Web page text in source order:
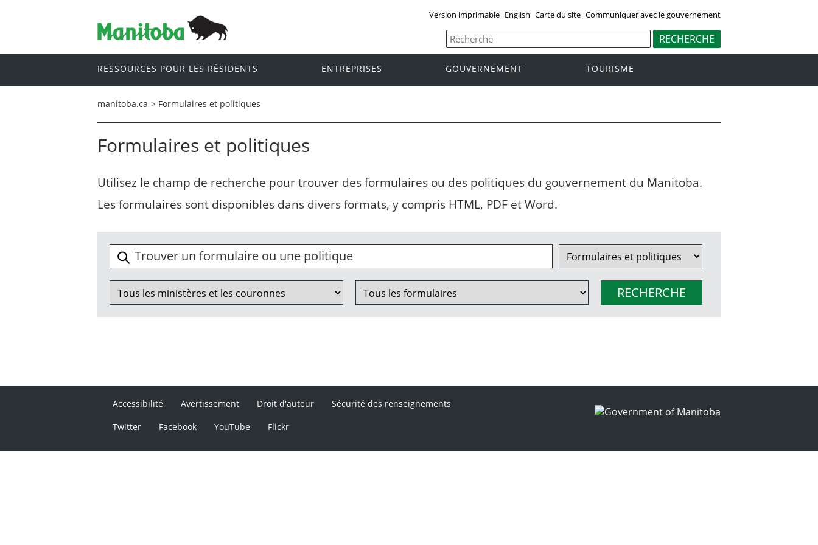
Version imprimable English Carte du site Communiquer avec le gouvernement
RESSOURCES POUR LES RÉSIDENTS ENTREPRISES GOUVERNEMENT TOURISME
manitoba.ca > Formulaires et politiques
Formulaires et politiques
Utilisez le champ de recherche pour trouver des formulaires ou des politiques du gouvernement du Manitoba.
Les formulaires sont disponibles dans divers formats, y compris HTML, PDF et Word.
Accessibilité Avertissement Droit d'auteur
Sécurité des renseignements
Twitter
Facebook YouTube Flickr